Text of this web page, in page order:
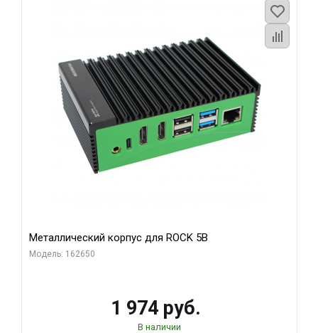
Металлический корпус для ROCK 5B
Модель: 162650
1 974 руб.
В наличии